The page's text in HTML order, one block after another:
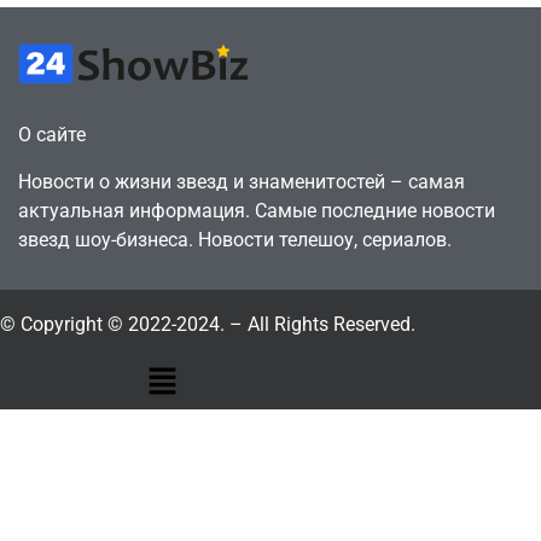
О сайте
Новости о жизни звезд и знаменитостей – самая
актуальная информация. Самые последние новости
звезд шоу-бизнеса. Новости телешоу, сериалов.
© Copyright © 2022-2024. – All Rights Reserved.